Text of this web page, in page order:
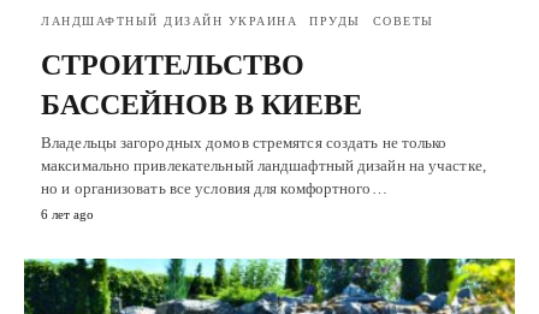
ЛАНДШАФТНЫЙ ДИЗАЙН УКРАИНА ПРУДЫ СОВЕТЫ
СТРОИТЕЛЬСТВО
БАССЕЙНОВ В КИЕВЕ
Владельцы загородных домов стремятся создать не только
максимально привлекательный ландшафтный дизайн на участке,
но и организовать все условия для комфортного…
6 лет ago